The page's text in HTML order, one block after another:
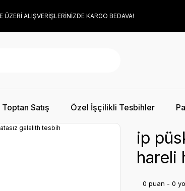
ÜZERİ ALIŞVERİŞLERİNİZDE KARGO BEDAVA!
Toptan Satış Özel İşçilikli Tesbihler
ip
hareli
0 puan - 0